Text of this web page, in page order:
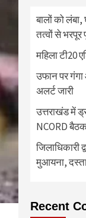
बालों को
तत्वों से
महिला टी20
उफान पर
अलर्ट जारी
उत्तराखंड में
NCORD
जिलाधिकारी
मुआयना,
Recent